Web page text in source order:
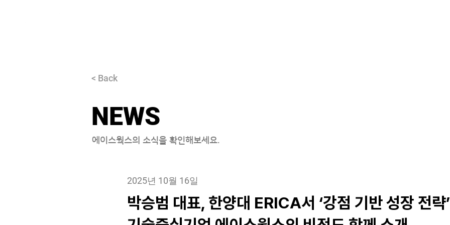
< Back
NEWS
에이스웍스의 소식을 확인해보세요.
2025년 10월 16일
박승범 대표, 한양대 ERICA서 ‘강점 기반 성장 전